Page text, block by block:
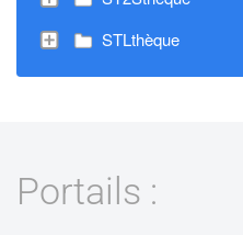
STLthèque
Portails :